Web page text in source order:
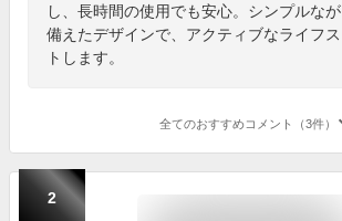
し、長時間の使用でも安心。シンプルな
備えたデザインで、アクティブなライフ
トします。
全てのおすすめコメント（3件）
2